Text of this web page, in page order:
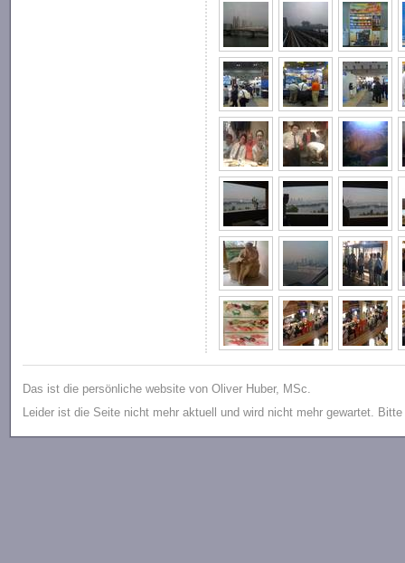
Das ist die persönliche website von Oliver Huber, MSc.
Leider ist die Seite nicht mehr aktuell und wird nicht mehr gewartet.